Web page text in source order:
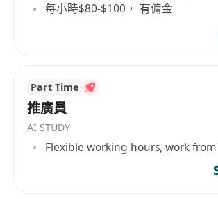
每小時$80-$100， 有傭金
Part Time
推廣員
AI STUDY
Flexible working hours, work